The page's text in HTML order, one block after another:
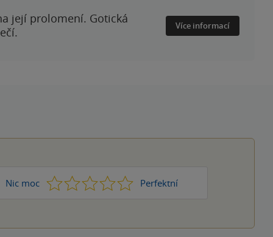
její prolomení. Gotická
Více informací
Nic moc 1 2 3 4 Perfektní
5